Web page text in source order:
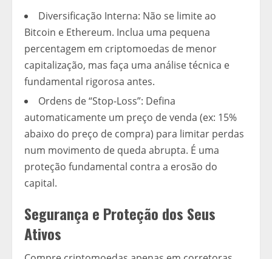
Diversificação Interna: Não se limite ao
Bitcoin e Ethereum. Inclua uma pequena
percentagem em criptomoedas de menor
capitalização, mas faça uma análise técnica e
fundamental rigorosa antes.
Ordens de “Stop-Loss”: Defina
automaticamente um preço de venda (ex: 15%
abaixo do preço de compra) para limitar perdas
num movimento de queda abrupta. É uma
proteção fundamental contra a erosão do
capital.
Segurança e Proteção dos Seus
Ativos